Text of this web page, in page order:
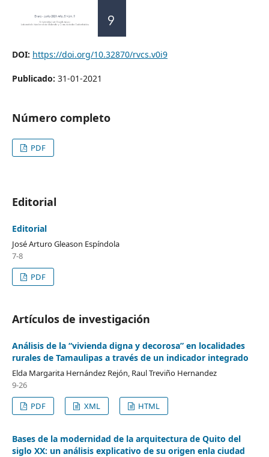
DOI: https://doi.org/10.32870/rvcs.v0i9
Publicado: 31-01-2021
Número completo
PDF
Editorial
Editorial
José Arturo Gleason Espíndola
7-8
PDF
Artículos de investigación
Análisis de la “vivienda digna y decorosa” en localidades
rurales de Tamaulipas a través de un indicador integrado
Elda Margarita Hernández Rejón, Raul Treviño Hernandez
9-26
PDF
XML HTML
Bases de la modernidad de la arquitectura de Quito del
siglo XX: un análisis explicativo de su origen enla ciudad